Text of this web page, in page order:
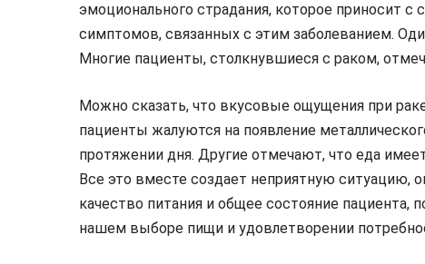
эмоционального страдания, которое приносит с
симптомов, связанных с этим заболеванием.
Многие пациенты, столкнувшиеся с раком,
Можно сказать, что вкусовые ощущения при
пациенты жалуются на появление
протяжении дня. Другие отмечают, что еда
Все это вместе создает неприятную ситуацию,
качество питания и общее состояние пациента,
нашем выборе пищи и удовлетворении